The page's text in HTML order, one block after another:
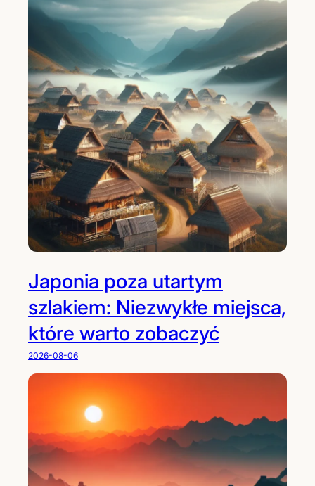
Japonia poza utartym
szlakiem: Niezwykłe miejsca,
które warto zobaczyć
2026-08-06